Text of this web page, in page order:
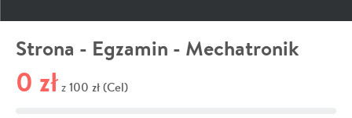
Strona - Egzamin - Mechatronik
0 zł z 100 zł (Cel)